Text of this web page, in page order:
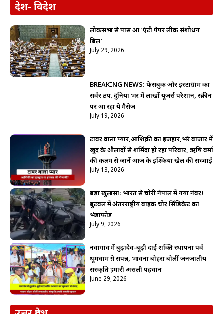
देश- विदेश
लोकसभा से पास हुआ ‘एंटी पेपर लीक संशोधन
बिल’
July 29, 2026
BREAKING NEWS: फेसबुक और इंस्टाग्राम का
सर्वर ठप, दुनिया भर में लाखों यूजर्स परेशान, स्क्रीन
पर आ रहा ये मैसेज
July 19, 2026
टावर वाला प्यार,आशिक़ी का इजहार,भरे बाजार में
खुद के औलादों से शर्मिंदा हो रहा परिवार, ऋषि वर्मा
की क़लम से जानें आज के इश्किया खेल की सच्चाई
July 13, 2026
बड़ा खुलासा: भारत से चोरी नेपाल में नया नंबर!
बुटवल में अंतरराष्ट्रीय बाइक चोर सिंडिकेट का
भंडाफोड़
July 9, 2026
नवागांव में बुढ़ादेव-बूढ़ी दाई शक्ति स्थापना पर्व
धूमधाम से संपन्न, भावना बोहरा बोलीं जनजातीय
संस्कृति हमारी असली पहचान
June 29, 2026